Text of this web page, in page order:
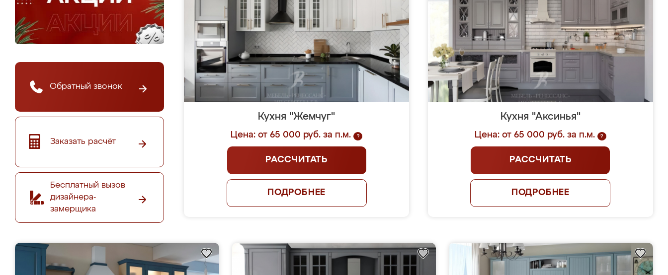
Обратный звонок
Заказать расчёт
Бесплатный вызов
дизайнера-
замерщика
Кухня "Жемчуг"
Цена: от 65 000 руб. за п.м. ?
РАССЧИТАТЬ
ПОДРОБНЕЕ
Кухня "Аксинья"
Цена: от 65 000 руб. за п.м. ?
РАССЧИТАТЬ
ПОДРОБНЕЕ